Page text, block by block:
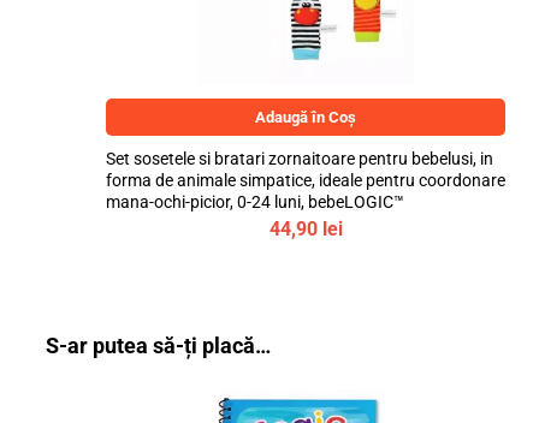
Adaugă în Coș
Set sosetele si bratari zornaitoare pentru bebelusi, in
forma de animale simpatice, ideale pentru coordonare
mana-ochi-picior, 0-24 luni, bebeLOGIC™
44,90 lei
S-ar putea să-ți placă…